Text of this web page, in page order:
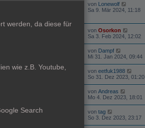
von Lonewolf
Sa 9. Mär 2024, 11:18
von Osorkon
Sa 3. Feb 2024, 12:02
von Dampf
Mi 31. Jan 2024, 09:44
von eetfuk1988
So 31. Dez 2023, 01:20
von Andreas
Mo 4. Dez 2023, 18:01
8 von tag
So 3. Dez 2023, 23:17
werden, da diese für
wie z.B. Youtube,
Search